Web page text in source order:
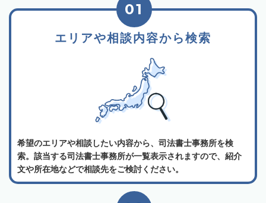
エリアや相談内容から検索
01
希望のエリアや相談したい内容から、司法書士事務所を検
索。該当する司法書士事務所が一覧表示されますので、紹介
文や所在地などで相談先をご検討ください。